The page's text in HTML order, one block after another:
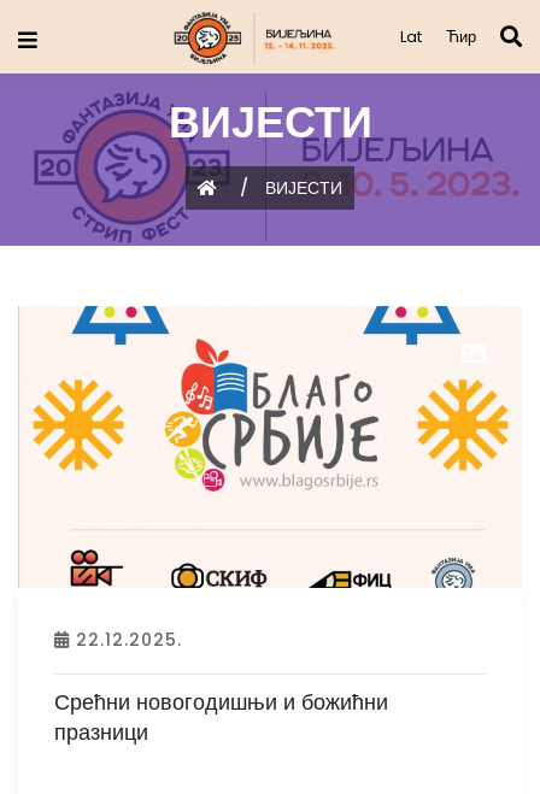
Lat Ћир
ВИЈЕСТИ
/ ВИЈЕСТИ
22.12.2025.
Срећни новогодишњи и божићни
празници